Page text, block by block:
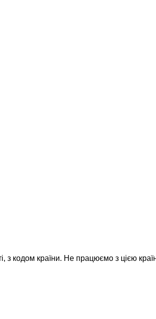
з кодом країни. Не працюємо з цією